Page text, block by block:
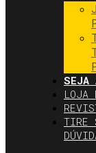
SEJA
LOJA
TIRE